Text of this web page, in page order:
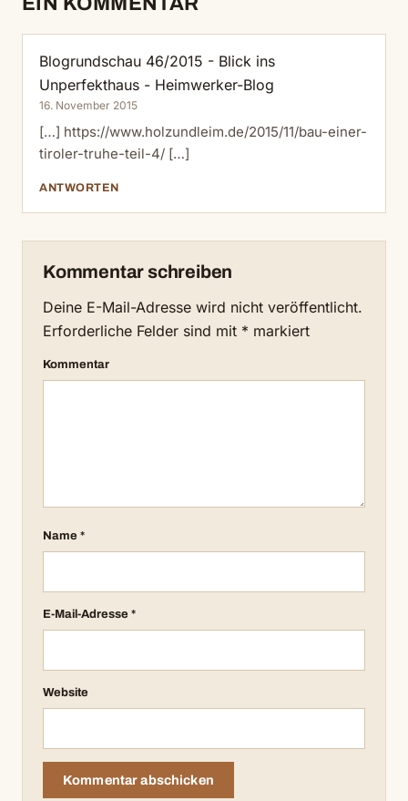
Blogrundschau 46/2015 - Blick ins
Unperfekthaus - Heimwerker-Blog
16. November 2015
[…] https://www.holzundleim.de/2015/11/bau-einer-
tiroler-truhe-teil-4/ […]
ANTWORTEN
Kommentar schreiben
Deine E-Mail-Adresse wird nicht veröffentlicht.
Erforderliche Felder sind mit * markiert
Kommentar
Name *
E-Mail-Adresse *
Website